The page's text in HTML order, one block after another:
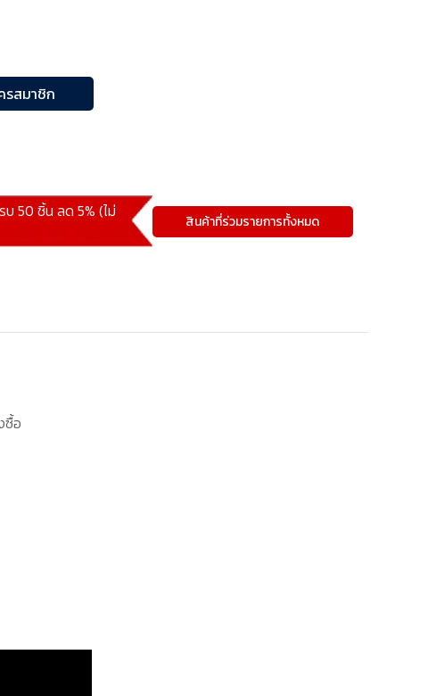
รสมาชิก
50 ชิ้น ลด 5% (ไม่
สินค้าที่ร่วมรายการทั้งหมด
ซื้อ